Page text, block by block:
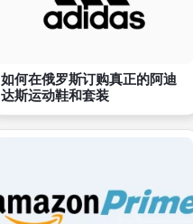
如何在俄罗斯订购真正的阿迪
达斯运动鞋和套装